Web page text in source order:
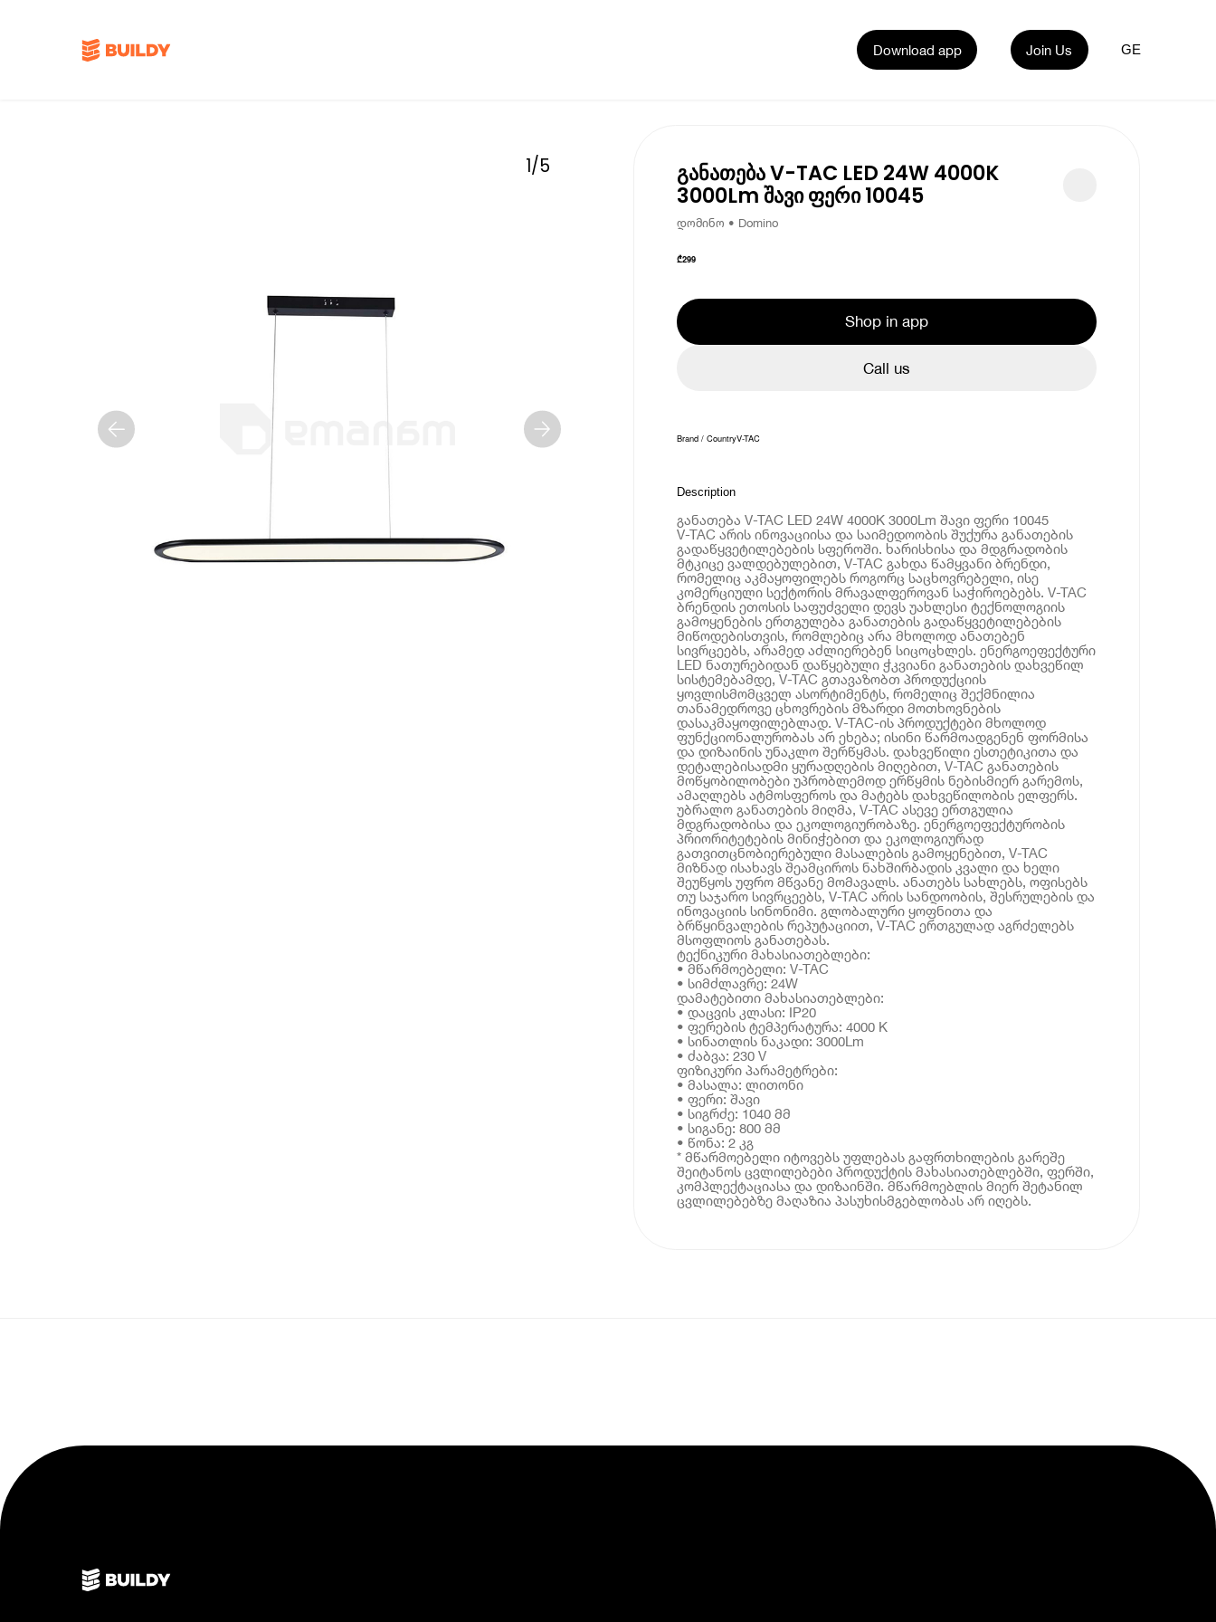
Download app Join Us GE
1/5 განათება V-TAC LED 24W 4000K
3000Lm შავი ფერი 10045
დომინო • Domino
₾299
Shop in app
Call us
Brand / CountryV-TAC
Description
განათება V-TAC LED 24W 4000K 3000Lm შავი ფერი 10045
V-TAC არის ინოვაციისა და საიმედოობის შუქურა განათების
გადაწყვეტილებების სფეროში. ხარისხისა და მდგრადობის
მტკიცე ვალდებულებით, V-TAC გახდა წამყვანი ბრენდი,
რომელიც აკმაყოფილებს როგორც საცხოვრებელი, ისე
კომერციული სექტორის მრავალფეროვან საჭიროებებს. V-TAC
ბრენდის ეთოსის საფუძველი დევს უახლესი ტექნოლოგიის
გამოყენების ერთგულება განათების გადაწყვეტილებების
მიწოდებისთვის, რომლებიც არა მხოლოდ ანათებენ
სივრცეებს, არამედ აძლიერებენ სიცოცხლეს. ენერგოეფექტური
LED ნათურებიდან დაწყებული ჭკვიანი განათების დახვეწილ
სისტემებამდე, V-TAC გთავაზობთ პროდუქციის
ყოვლისმომცველ ასორტიმენტს, რომელიც შექმნილია
თანამედროვე ცხოვრების მზარდი მოთხოვნების
დასაკმაყოფილებლად. V-TAC-ის პროდუქტები მხოლოდ
ფუნქციონალურობას არ ეხება; ისინი წარმოადგენენ ფორმისა
და დიზაინის უნაკლო შერწყმას. დახვეწილი ესთეტიკითა და
დეტალებისადმი ყურადღების მიღებით, V-TAC განათების
მოწყობილობები უპრობლემოდ ერწყმის ნებისმიერ გარემოს,
ამაღლებს ატმოსფეროს და მატებს დახვეწილობის ელფერს.
უბრალო განათების მიღმა, V-TAC ასევე ერთგულია
მდგრადობისა და ეკოლოგიურობაზე. ენერგოეფექტურობის
პრიორიტეტების მინიჭებით და ეკოლოგიურად
გათვითცნობიერებული მასალების გამოყენებით, V-TAC
მიზნად ისახავს შეამციროს ნახშირბადის კვალი და ხელი
შეუწყოს უფრო მწვანე მომავალს. ანათებს სახლებს, ოფისებს
თუ საჯარო სივრცეებს, V-TAC არის სანდოობის, შესრულების და
ინოვაციის სინონიმი. გლობალური ყოფნითა და
ბრწყინვალების რეპუტაციით, V-TAC ერთგულად აგრძელებს
მსოფლიოს განათებას.
ტექნიკური მახასიათებლები:
• მწარმოებელი: V-TAC
• სიმძლავრე: 24W
დამატებითი მახასიათებლები:
• დაცვის კლასი: IP20
• ფერების ტემპერატურა: 4000 K
• სინათლის ნაკადი: 3000Lm
• ძაბვა: 230 V
ფიზიკური პარამეტრები:
• მასალა: ლითონი
• ფერი: შავი
• სიგრძე: 1040 მმ
• სიგანე: 800 მმ
• წონა: 2 კგ
* მწარმოებელი იტოვებს უფლებას გაფრთხილების გარეშე
შეიტანოს ცვლილებები პროდუქტის მახასიათებლებში, ფერში,
კომპლექტაციასა და დიზაინში. მწარმოებლის მიერ შეტანილ
ცვლილებებზე მაღაზია პასუხისმგებლობას არ იღებს.